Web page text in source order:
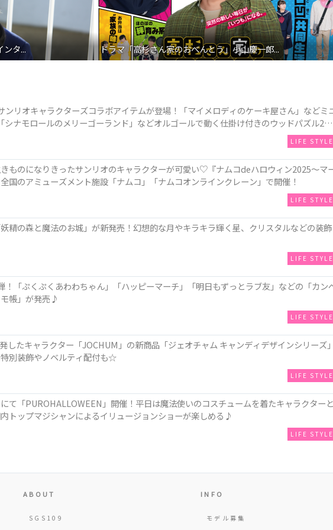
一郎... 映画『わたしの幸せな結婚』髙石あかり インタ...
ンリオキャラクターズコラボアイテムが登場！「マイメロディのケーキ屋さん」などミ
シナモロールのメリーゴーランド」などオルゴールで動く仕掛け付きのウッドパズル2種
LIFE STYLE
ものになりきったサンリオのキャラクターが可愛い♡『ナムコdeハロウィン2025～マ
国のアミューズメント施設「ナムコ」「ナムコオンラインクレーン」で開催！
LIFE STYLE
精の森と魔法のお城」が新発売！幻想的な月やキラキラ輝く星、クリスタルなどの装飾
LIFE STYLE
！「ぷくぷくあわわちゃん」「ハッピーマーチ」「明日もずっとラブ友」などの「カン
帳」が発売♪
LIFE STYLE
したキャラクター「JOCHUM」の新商品「ジェオチャム キャンディデザインシリーズ」
別装飾やノベルティ配付も☆
LIFE STYLE
て「PUROHALLOWEEN」開催！平日は魔法使いのコスチュームを着たキャラクターと
トップマジシャンによるイリュージョンショーが楽しめる♪
LIFE STYLE
ABOUT
SGS109
INFO
モデル募集